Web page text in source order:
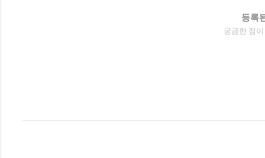
등록
궁금한 점